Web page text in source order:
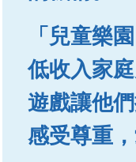
「兒童樂
低收入家
遊戲讓他
感受尊重，